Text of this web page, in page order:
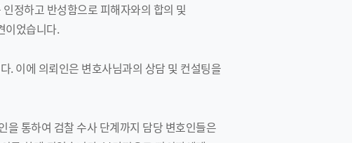
정하고 반성함으로 피해자와의 합의 및
이었습니다.
. 이에 의뢰인은 변호사님과의 상담 및 컨설팅을
을 통하여 검찰 수사 단계까지 담당 변호인들은